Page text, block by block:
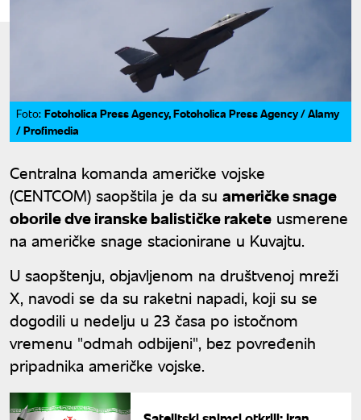
Foto: Fotoholica Press Agency, Fotoholica Press Agency / Alamy
/ Profimedia
Centralna komanda američke vojske
(CENTCOM) saopštila je da su američke snage
oborile dve iranske balističke rakete usmerene
na američke snage stacionirane u Kuvajtu.
U saopštenju, objavljenom na društvenoj mreži
X, navodi se da su raketni napadi, koji su se
dogodili u nedelju u 23 časa po istočnom
vremenu "odmah odbijeni", bez povređenih
pripadnika američke vojske.